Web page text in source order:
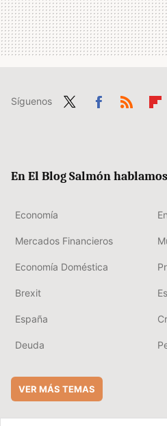
Síguenos
En El Blog Salmón
Economía
Mercados Financieros
Economía Doméstica
Brexit
España
Deuda
VER MÁS TEMAS